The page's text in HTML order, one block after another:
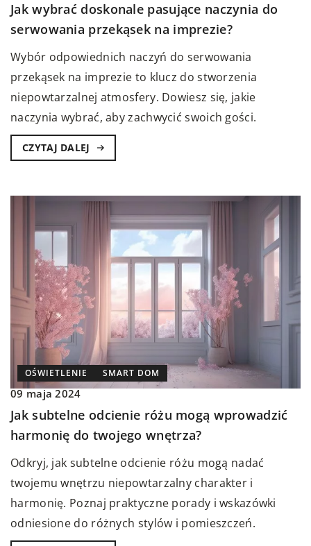
Jak wybrać doskonale pasujące naczynia do
serwowania przekąsek na imprezie?
Wybór odpowiednich naczyń do serwowania
przekąsek na imprezie to klucz do stworzenia
niepowtarzalnej atmosfery. Dowiesz się, jakie
naczynia wybrać, aby zachwycić swoich gości.
CZYTAJ DALEJ
OŚWIETLENIE SMART DOM
09 maja 2024
Jak subtelne odcienie różu mogą wprowadzić
harmonię do twojego wnętrza?
Odkryj, jak subtelne odcienie różu mogą nadać
twojemu wnętrzu niepowtarzalny charakter i
harmonię. Poznaj praktyczne porady i wskazówki
odniesione do różnych stylów i pomieszczeń.